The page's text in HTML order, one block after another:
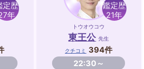
定歴
年
鑑定歴
21年
トウオウコウ
東王公 先生
クチコミ
394件
22:30～